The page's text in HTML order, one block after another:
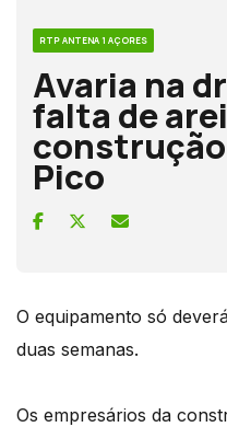
RTP ANTENA 1 AÇORES
Avaria na
falta de
construção
Pico
O equipamento só
duas semanas.
Os empresários da